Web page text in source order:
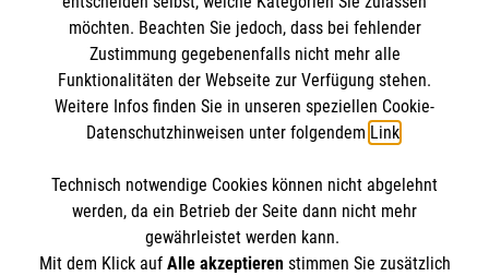
Newsletter abonnieren
Cookies verwalten|AGB|Impressum|Datenschutz
Barrierefreiheit |Kontakt| Sharepoint|Mediathek
möchten. Beachten Sie jedoch, dass bei fehlender
Zustimmung gegebenenfalls nicht mehr alle
Funktionalitäten der Webseite zur Verfügung stehen.
Weitere Infos finden Sie in unseren speziellen Cookie-
Datenschutzhinweisen unter folgendem Link.
Technisch notwendige Cookies können nicht abgelehnt
werden, da ein Betrieb der Seite dann nicht mehr
gewährleistet werden kann.
Mit dem Klick auf Alle akzeptierenstimmen Sie zusätzlich